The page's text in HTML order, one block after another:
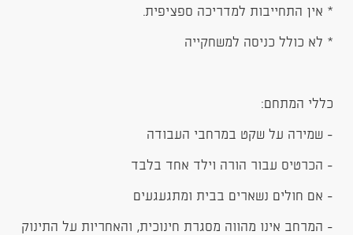
* אין התחייבות למדריכה ספציפית.
* לא כולל כניסה למשחקייה
כללי המתחם:
- שמירה על שקט במרחבי העבודה
- הכרטיס עבור הורה וילד אחד בלבד
- אם חולים נשארים בבית ומתגעגעים
- המרחב אינו מהווה מסגרת חינוכית, והאחריות על התינוק